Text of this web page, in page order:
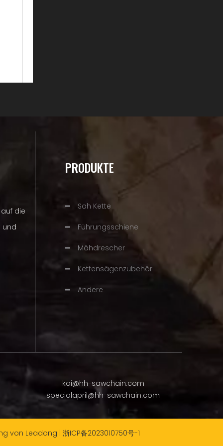
auf die
und
PRODUKTE
Sah Kette
Führungsschiene
Mähdrescher
Kettensägenzubehör
Andere
kai@hh-sawchain.com
specialapril@hh-sawchain.com
von Leadong 浙ICP备2023010750号-1